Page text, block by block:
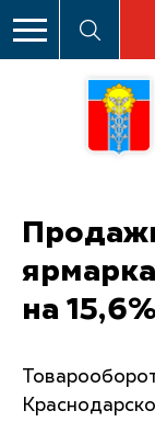
на 15,6%